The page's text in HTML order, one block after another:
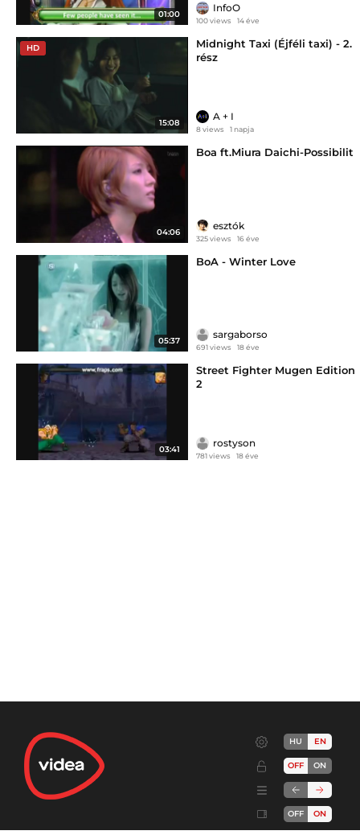
01:00
InfoO
100 views 14 éve
HD
15:08
Midnight Taxi (Éjféli taxi) - 2.
rész
A + I
8 views 1 napja
04:06
Boa ft.Miura Daichi-Possibilit
esztók
325 views 16 éve
05:37
BoA - Winter Love
sargaborso
691 views 18 éve
03:41
Street Fighter Mugen Edition
2
rostyson
781 views 18 éve
HU EN
OFF ON
OFF ON